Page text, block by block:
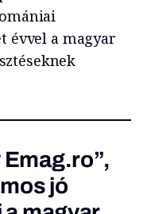
évvel a magyar
jó